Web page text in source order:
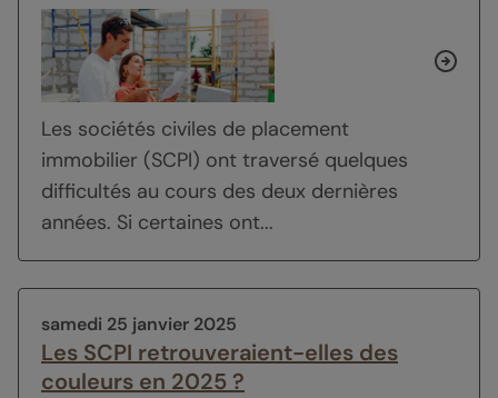
Les sociétés civiles de placement
immobilier (SCPI) ont traversé quelques
difficultés au cours des deux dernières
années. Si certaines ont...
samedi 25 janvier 2025
Les SCPI retrouveraient-elles des
couleurs en 2025 ?